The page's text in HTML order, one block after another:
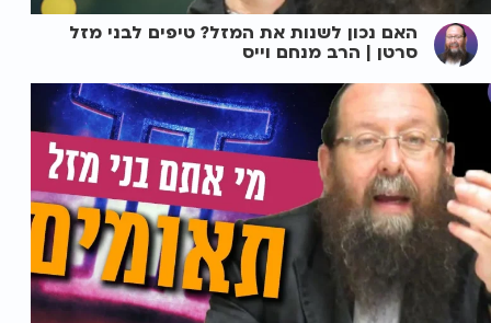
האם נכון לשנות את המזל? טיפים לבני מזל
סרטן | הרב מנחם וייס